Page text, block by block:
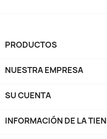
PRODUCTOS
NUESTRA EMPRESA
SU CUENTA
INFORMACIÓN DE LA